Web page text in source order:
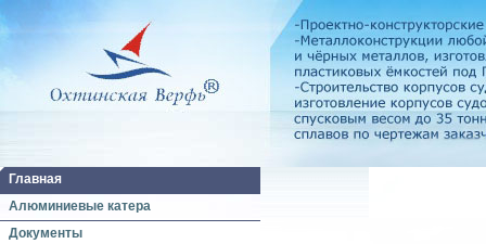
Главная
Алюминиевые катера
Документы